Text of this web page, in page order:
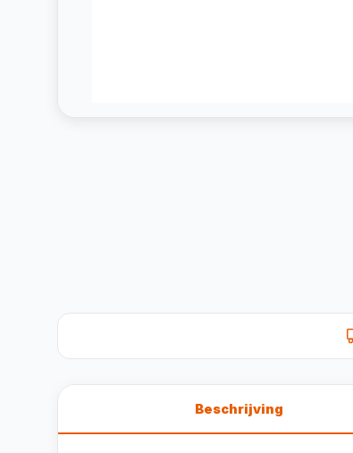
Beschrijving